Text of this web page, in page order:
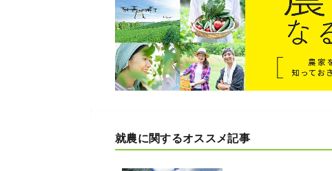
就農に関するオススメ記事